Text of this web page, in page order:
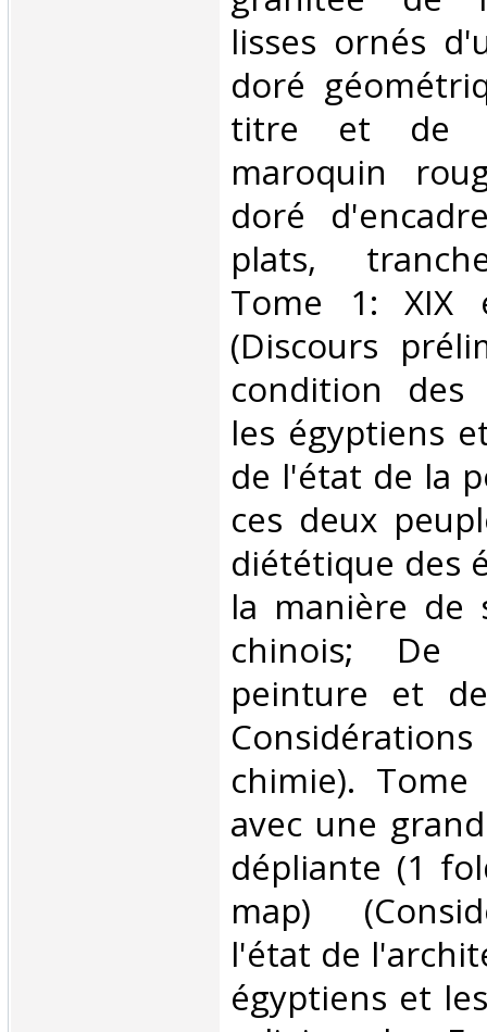
lisses ornés
doré
titre et de
maroquin
doré
plats,
Tome 1: XIX
(Discours
condition des
les égyptiens
de l'état de la
ces deux
diététique des
la manière de
chinois;
peinture et
chimie).
avec une
dépliante (1
map)
l'état de
égyptiens et